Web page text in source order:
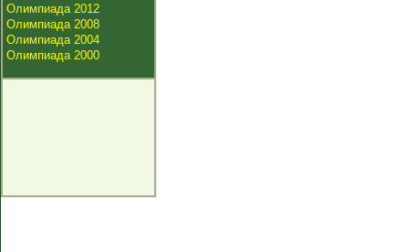
Олимпиада 2012
Олимпиада 2008
Олимпиада 2004
Олимпиада 2000